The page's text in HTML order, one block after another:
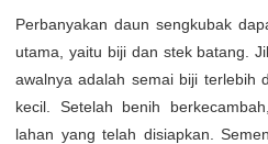
Perbanyakan daun sengkubak
utama, yaitu biji dan stek batang.
awalnya adalah semai biji terlebih
kecil. Setelah benih
lahan yang telah disiapkan.